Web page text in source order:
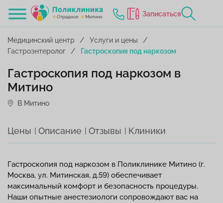
Записаться
Медицинский центр
Услуги и цены
Гастроэнтеролог
Гастроскопия под наркозом
Гастроскопия под наркозом в
Митино
В Митино
Цены Описание Отзывы Клиники
Гастроскопия под наркозом в Поликлинике Митино (г.
Москва, ул. Митинская, д.59) обеспечивает
максимальный комфорт и безопасность процедуры.
Наши опытные анестезиологи сопровождают вас на